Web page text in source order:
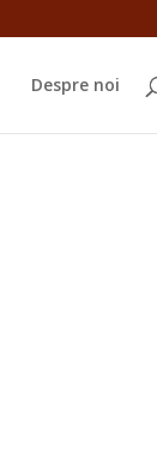
Despre noi